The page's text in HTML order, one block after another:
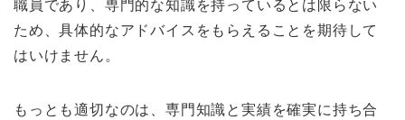
職員であり、専門的な知識を持っているとは限らない
ため、具体的なアドバイスをもらえることを期待して
はいけません。
もっとも適切なのは、専門知識と実績を確実に持ち合